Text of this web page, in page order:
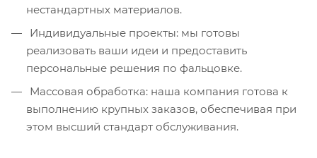
нестандартных материалов.
Индивидуальные проекты: мы готовы
реализовать ваши идеи и предоставить
персональные решения по фальцовке.
Массовая обработка: наша компания готова к
выполнению крупных заказов, обеспечивая при
этом высший стандарт обслуживания.